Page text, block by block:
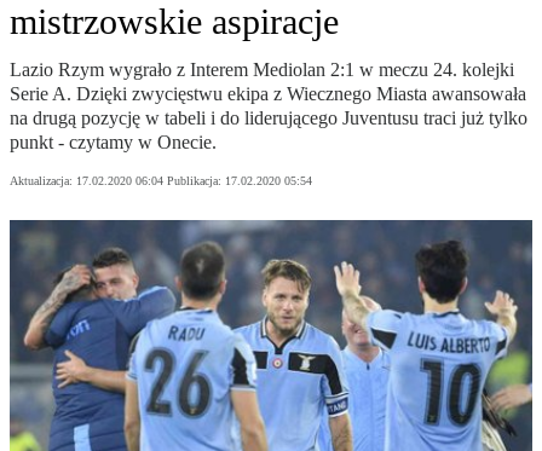
mistrzowskie aspiracje
Lazio Rzym wygrało z Interem Mediolan 2:1 w meczu 24. kolejki
Serie A. Dzięki zwycięstwu ekipa z Wiecznego Miasta awansowała
na drugą pozycję w tabeli i do liderującego Juventusu traci już tylko
punkt - czytamy w Onecie.
Aktualizacja: 17.02.2020 06:04 Publikacja: 17.02.2020 05:54